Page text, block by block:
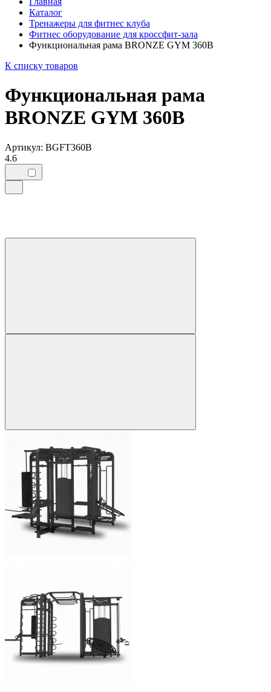
Каталог
Тренажеры для фитнес клуба
Фитнес оборудование для кроссфит-зала
Функциональная рама BRONZE GYM 360B
К списку товаров
Функциональная рама
BRONZE GYM 360B
Артикул: BGFT360B
4.6